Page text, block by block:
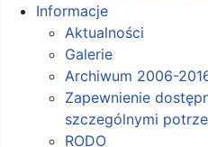
Informacje
Aktualności
Galerie
Archiwum 2006-
Zapewnienie
szczególnymi
RODO